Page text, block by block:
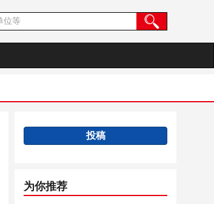
投稿
为你推荐